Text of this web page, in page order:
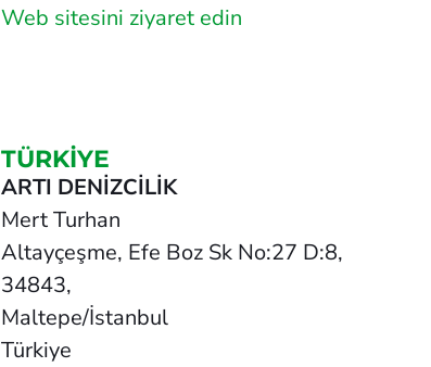
Web sitesini ziyaret edin
TÜRKİYE
ARTI DENİZCİLİK
Mert Turhan
Altayçeşme, Efe Boz Sk No:27 D:8,
34843,
Maltepe/İstanbul
Türkiye